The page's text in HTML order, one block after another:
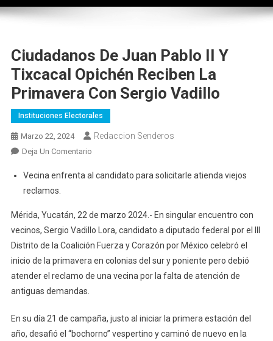
Ciudadanos De Juan Pablo II Y
Tixcacal Opichén Reciben La
Primavera Con Sergio Vadillo
Instituciones Electorales
Marzo 22, 2024 Redaccion Senderos
Deja Un ComentarioEn
De
II
Y
Tixcacal
Opichén
Reciben
Con
Sergio
Vecina enfrenta al candidato para solicitarle atienda viejos
reclamos.
Mérida, Yucatán, 22 de marzo 2024.- En singular encuentro con
vecinos, Sergio Vadillo Lora, candidato a diputado federal por el III
Distrito de la Coalición Fuerza y Corazón por México celebró el
inicio de la primavera en colonias del sur y poniente pero debió
atender el reclamo de una vecina por la falta de atención de
antiguas demandas.
En su día 21 de campaña, justo al iniciar la primera estación del
año, desafió el “bochorno” vespertino y caminó de nuevo en la